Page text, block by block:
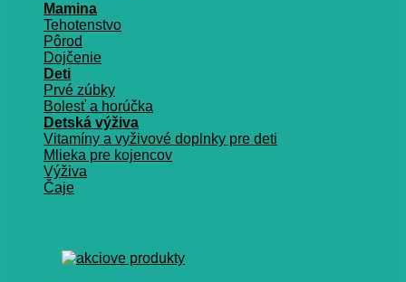
Mamina
Tehotenstvo
Pôrod
Dojčenie
Deti
Prvé zúbky
Bolesť a horúčka
Detská výživa
Vitamíny a vyživové doplnky pre deti
Mlieka pre kojencov
Výživa
Čaje